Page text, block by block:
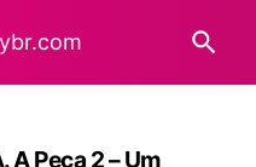
A Peça 2 – Um